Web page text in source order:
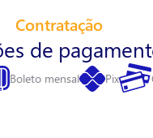
Contratação
de
Boleto mensal Pix